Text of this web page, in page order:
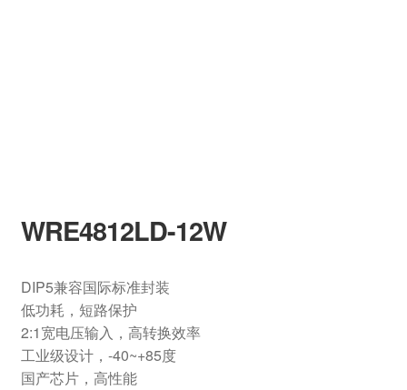
WRE4812LD-12W
DIP5兼容国际标准封装
低功耗，短路保护
2:1宽电压输入，高转换效率
工业级设计，-40~+85度
国产芯片，高性能